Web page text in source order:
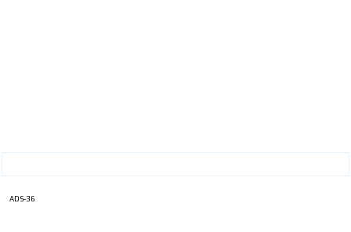
ADS-36